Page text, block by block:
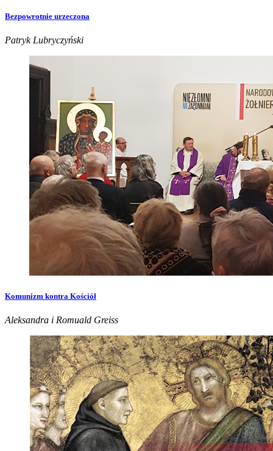
Bezpowrotnie urzeczona
Patryk Lubryczyński
Komunizm kontra Kościół
Aleksandra i Romuald Greiss